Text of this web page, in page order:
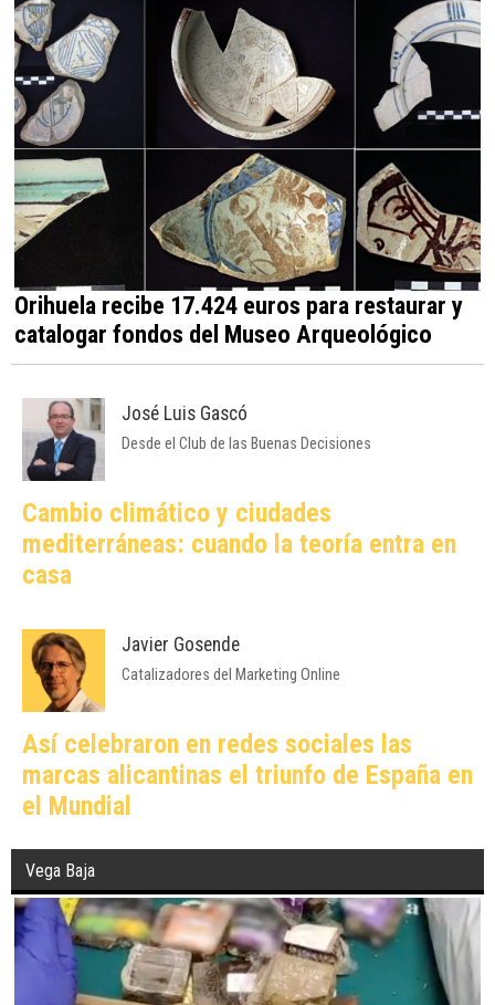
Orihuela recibe 17.424 euros para restaurar y
catalogar fondos del Museo Arqueológico
José Luis Gascó
Desde el Club de las Buenas Decisiones
Cambio climático y ciudades
mediterráneas: cuando la teoría entra en
casa
Javier Gosende
Catalizadores del Marketing Online
Así celebraron en redes sociales las
marcas alicantinas el triunfo de España en
el Mundial
Vega Baja